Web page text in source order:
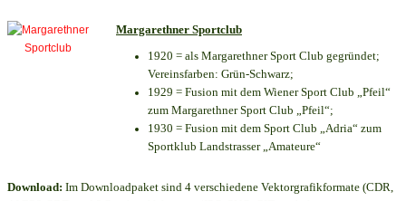
Margarethner Sportclub
1920 = als Margarethner Sport Club gegründet;
Vereinsfarben: Grün-Schwarz;
1929 = Fusion mit dem Wiener Sport Club „Pfeil“
zum Margarethner Sport Club „Pfeil“;
1930 = Fusion mit dem Sport Club „Adria“ zum
Sportklub Landstrasser „Amateure“
Download: Im Downloadpaket sind 4 verschiedene Vektorgrafikformate (CDR,